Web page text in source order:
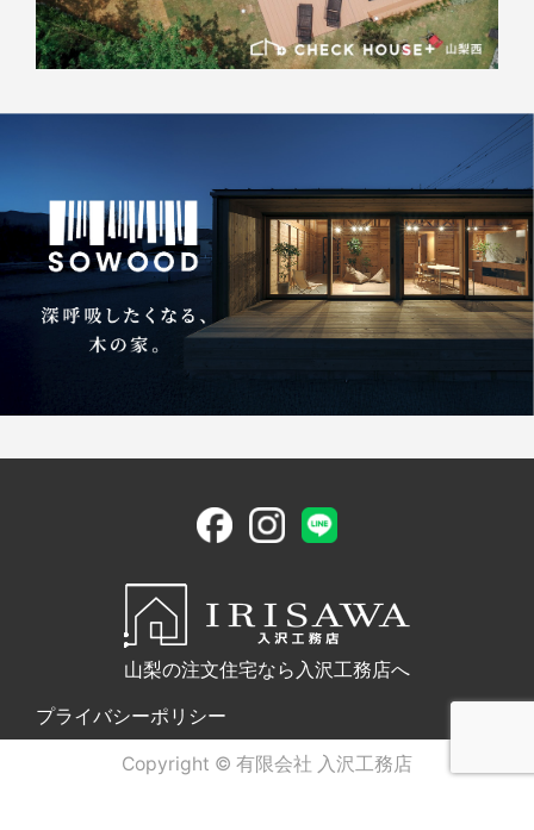
山梨の注文住宅なら入沢工務店へ
プライバシーポリシー
Copyright © 有限会社 入沢工務店